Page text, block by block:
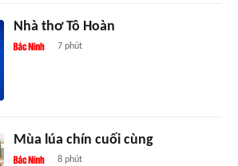
Nhà thơ Tô Hoàn
7 phút
Mùa lúa chín cuối cùng
8 phút